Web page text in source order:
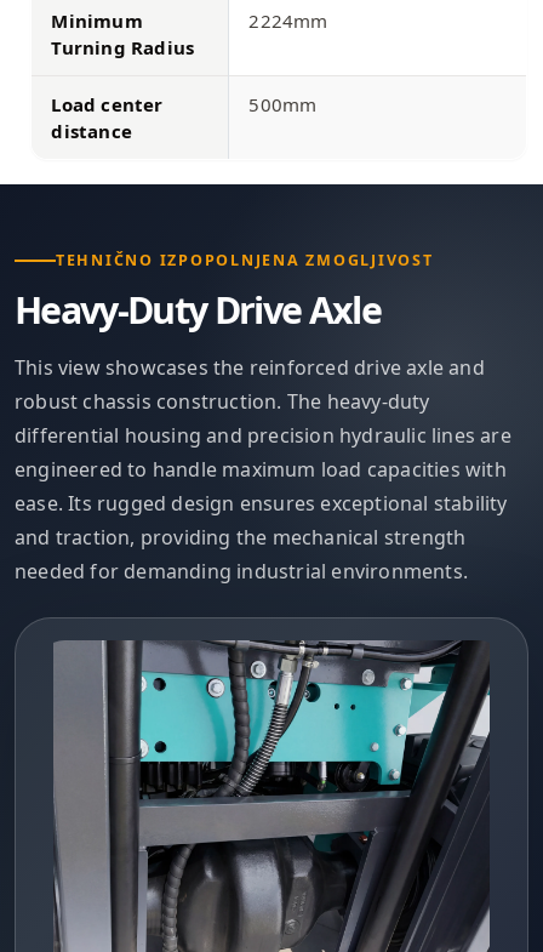
Minimum
Turning Radius
2224mm
Load center
distance
500mm
TEHNIČNO IZPOPOLNJENA ZMOGLJIVOST
Heavy-Duty Drive Axle
This view showcases the reinforced drive axle and
robust chassis construction. The heavy-duty
differential housing and precision hydraulic lines are
engineered to handle maximum load capacities with
ease. Its rugged design ensures exceptional stability
and traction, providing the mechanical strength
needed for demanding industrial environments.